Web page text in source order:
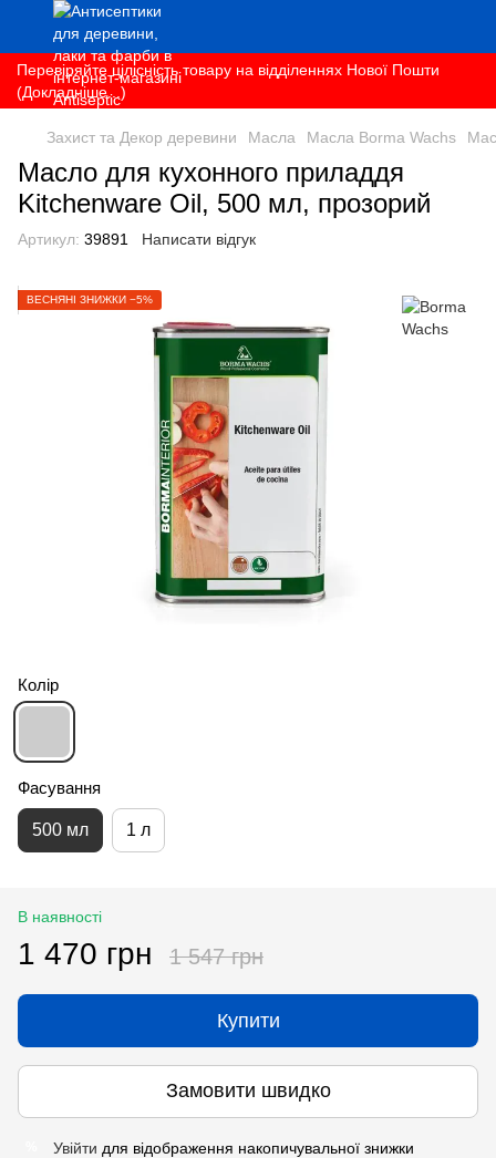
Перевіряйте цілісність товару на відділеннях Нової Пошти
(Докладніше...)
Захист та Декор деревини Масла Масла Borma Wachs
Масло для кухонного приладдя
Kitchenware Oil, 500 мл, прозорий
Артикул: 39891 Написати відгук
ВЕСНЯНІ ЗНИЖКИ −5%
Колір
Фасування
500 мл 1 л
В наявності
1 470 грн 1 547 грн
Купити
Замовити швидко
Увійти для відображення накопичувальної знижки